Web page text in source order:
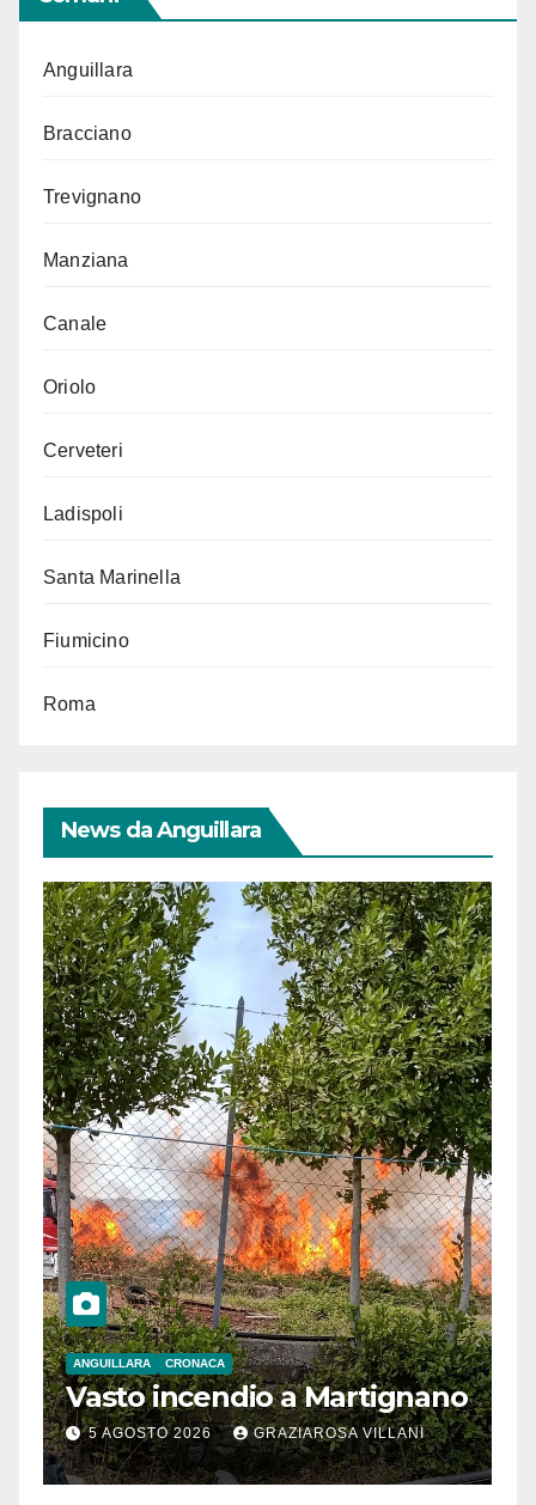
Anguillara
Bracciano
Trevignano
Manziana
Canale
Oriolo
Cerveteri
Ladispoli
Santa Marinella
Fiumicino
Roma
News da Anguillara
ANGUILLARA CRONACA
Vasto incendio a Martignano
5 AGOSTO 2026 GRAZIAROSA VILLANI